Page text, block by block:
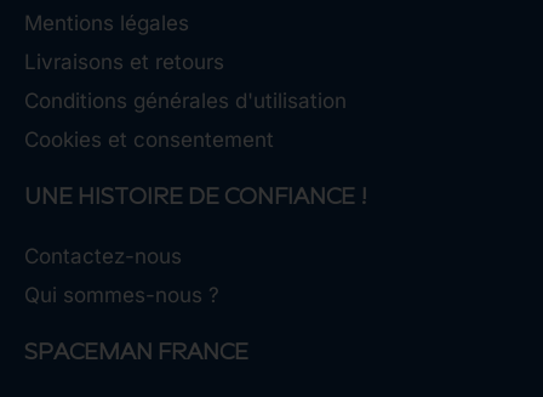
Mentions légales
Livraisons et retours
Conditions générales d'utilisation
Cookies et consentement
UNE HISTOIRE DE CONFIANCE !
Contactez-nous
Qui sommes-nous ?
SPACEMAN FRANCE